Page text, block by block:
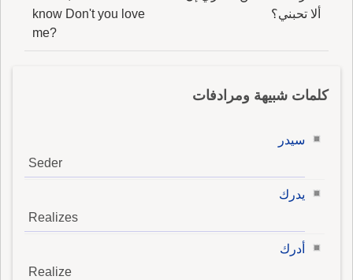
ألا تحبني؟
know Don't you love
me?
كلمات شبيهة ومرادفات
سيدر
Seder
يدرك
Realizes
أدرك
Realize